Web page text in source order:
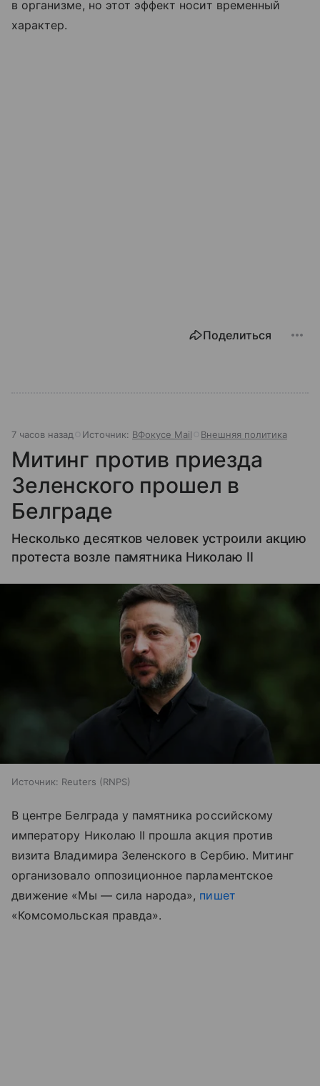
в организме, но этот эффект носит временный
характер.
Поделиться
7 часов назад Источник: ВФокусе Mail Внешняя политика
Митинг против приезда
Зеленского прошел в
Белграде
Несколько десятков человек устроили акцию
протеста возле памятника Николаю II
Источник: Reuters (RNPS)
В центре Белграда у памятника российскому
императору Николаю II прошла акция против
визита Владимира Зеленского в Сербию. Митинг
организовало оппозиционное парламентское
движение «Мы — сила народа», пишет
«Комсомольская правда».